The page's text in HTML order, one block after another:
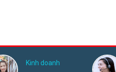
Kinh doanh